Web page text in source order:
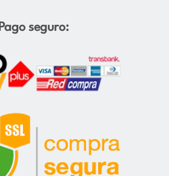
Pago seguro: